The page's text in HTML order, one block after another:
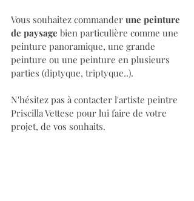
Vous souhaitez commander une peinture
de paysage bien particulière comme une
peinture panoramique, une grande
peinture ou une peinture en plusieurs
parties (diptyque, triptyque..).
N'hésitez pas à contacter l'artiste peintre
Priscilla Vettese pour lui faire de votre
projet, de vos souhaits.